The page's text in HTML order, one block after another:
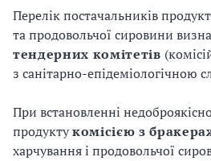
Перелік постачальників
та продовольчої сировини
тендерних комітетів
з санітарно-епідеміологічною
При встановленні
продуктукомісією з
харчування і продовольчої